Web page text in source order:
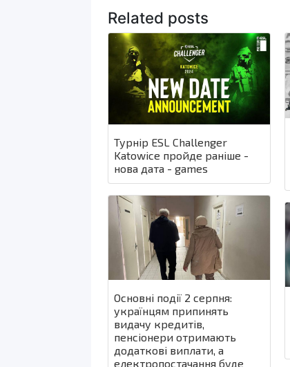
Related posts
Турнір ESL Challenger
Katowice пройде раніше -
нова дата - games
Основні події 2 серпня:
українцям припинять
видачу кредитів,
пенсіонери отримають
додаткові виплати, а
електропостачання буде